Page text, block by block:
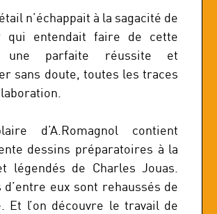
n’échappait à la sagacité de
qui entendait faire de cette
une parfaite réussite et
sans doute, toutes les traces
d’A.Romagnol contient
dessins préparatoires à la
légendés de Charles Jouas.
d’entre eux sont rehaussés de
Et l’on découvre le travail de